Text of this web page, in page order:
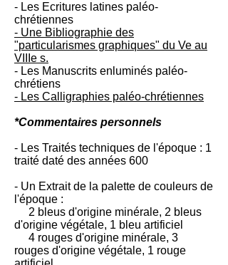
- Les Ecritures latines paléo-
chrétiennes
- Une Bibliographie des
"particularismes graphiques" du Ve au
VIIIe s.
- Les Manuscrits enluminés paléo-
chrétiens
- Les Calligraphies paléo-chrétiennes
*Commentaires personnels
- Les Traités techniques de l'époque : 1
traité daté des années 600
- Un Extrait de la palette de couleurs de
l'époque :
2 bleus d'origine minérale, 2 bleus
d'origine végétale, 1 bleu artificiel
4 rouges d'origine minérale, 3
rouges d'origine végétale, 1 rouge